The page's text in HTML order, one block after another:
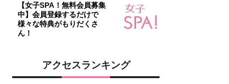
【女子SPA！無料会員募集
中】会員登録するだけで
様々な特典がもりだくさ
ん！
アクセスランキング